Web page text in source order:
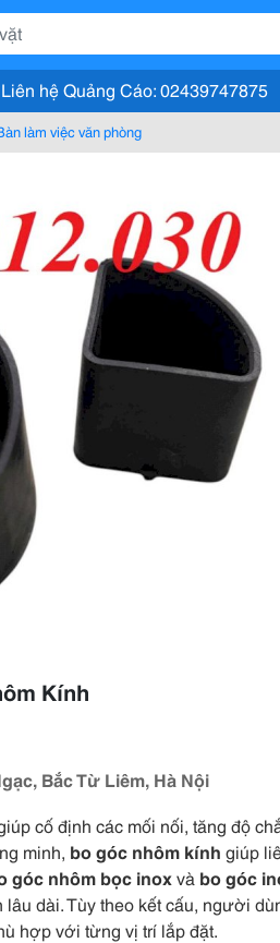
Liên hệ Quảng Cáo: 02439747875
làm việc văn phòng
Kính
Bắc Từ Liêm, Hà Nội
cố định các mối nối, tăng độ
minh, bo góc nhôm kính giúp
góc nhôm bọc inoxvà bo góc
dài. Tùy theo kết cấu, người
hợp với từng vị trí lắp đặt.